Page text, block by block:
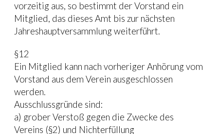
vorzeitig aus, so bestimmt der Vorstand ein
Mitglied, das dieses Amt bis zur nächsten
Jahreshauptversammlung weiterführt.
§12
Ein Mitglied kann nach vorheriger Anhörung vom
Vorstand aus dem Verein ausgeschlossen
werden.
Ausschlussgründe sind:
a) grober Verstoß gegen die Zwecke des
Vereins (§2) und Nichterfüllung